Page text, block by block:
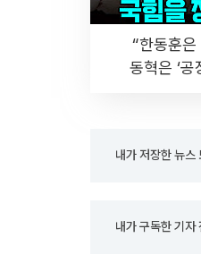
“한동훈은
동혁은 ‘공
내가 저장한 뉴스
내가 구독한 기자